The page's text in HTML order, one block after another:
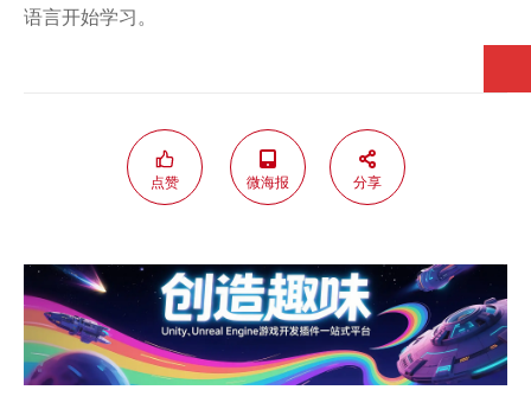
语言开始学习。
点赞 微海报 分享